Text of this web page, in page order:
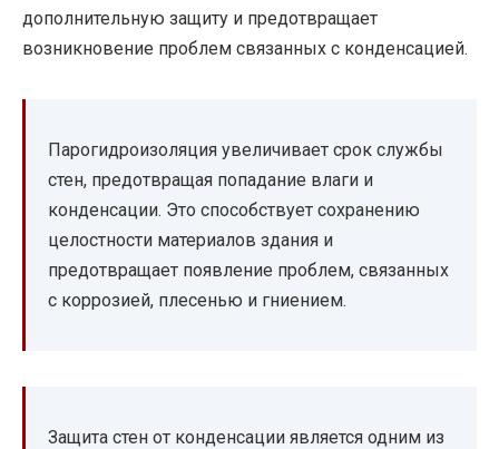
дополнительную защиту и предотвращает
возникновение проблем связанных с конденсацией.
Парогидроизоляция увеличивает срок службы
стен, предотвращая попадание влаги и
конденсации. Это способствует сохранению
целостности материалов здания и
предотвращает появление проблем, связанных
с коррозией, плесенью и гниением.
Защита стен от конденсации является одним из